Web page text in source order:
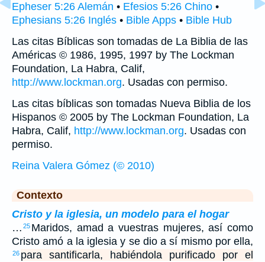
Epheser 5:26 Alemán • Efesios 5:26 Chino •
Ephesians 5:26 Inglés • Bible Apps • Bible Hub
Las citas Bíblicas son tomadas de La Biblia de las
Américas © 1986, 1995, 1997 by The Lockman
Foundation, La Habra, Calif,
http://www.lockman.org. Usadas con permiso.
Las citas bíblicas son tomadas Nueva Biblia de los
Hispanos © 2005 by The Lockman Foundation, La
Habra, Calif, http://www.lockman.org. Usadas con
permiso.
Reina Valera Gómez (© 2010)
Contexto
Cristo y la iglesia, un modelo para el hogar
… 25 Maridos, amad a vuestras mujeres, así como
Cristo amó a la iglesia y se dio a sí mismo por ella,
26 para santificarla, habiéndola purificado por el